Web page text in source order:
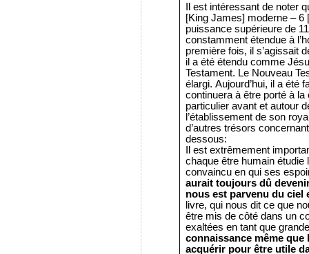
Il est intéressant de noter
[King James] moderne – 6
puissance supérieure de
constamment étendue à
première fois, il s’agissait
il a été étendu comme
Testament. Le Nouveau
élargi. Aujourd’hui, il a été
continuera à être porté à
particulier avant et autour
l’établissement de son
d’autres trésors
dessous:
Il est extrêmement
chaque être humain étudie
convaincu en qui ses
aurait toujours dû
nous est parvenu du ciel
livre, qui nous dit ce que
être mis de côté dans un
exaltées en tant que
connaissance même
acquérir pour être utile